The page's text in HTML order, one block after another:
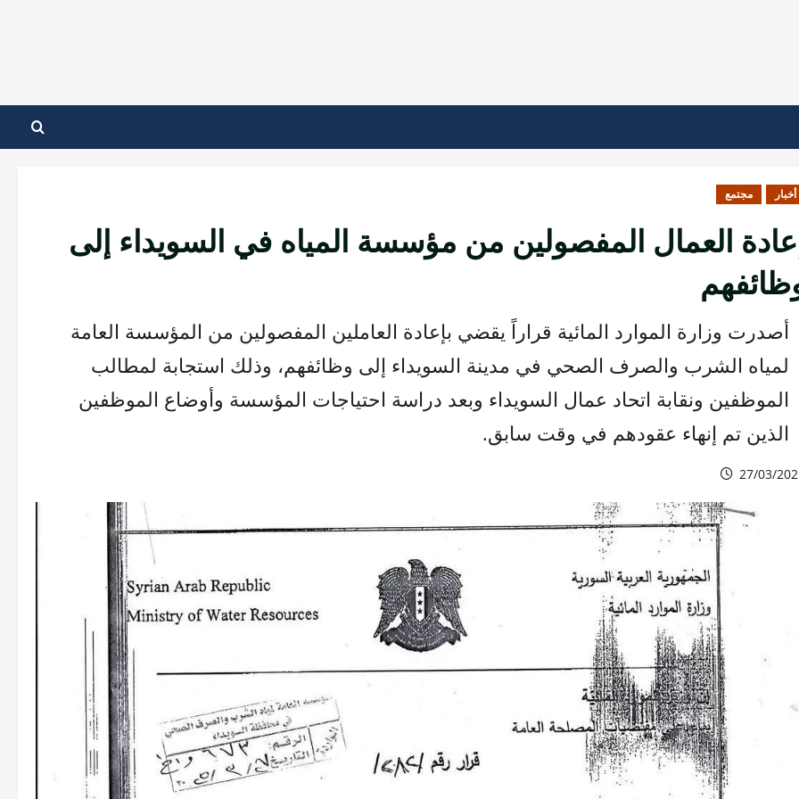
أخبار مجتمع
العمال المفصولين من مؤسسة المياه في السويداء إلى
أصدرت وزارة الموارد المائية قراراً يقضي بإعادة العاملين المفصولين من المؤسسة العامة
لمياه الشرب والصرف الصحي في مدينة السويداء إلى وظائفهم، وذلك استجابة لمطالب
الموظفين ونقابة اتحاد عمال السويداء وبعد دراسة احتياجات المؤسسة وأوضاع الموظفين
الذين تم إنهاء عقودهم في وقت سابق.
27/03/